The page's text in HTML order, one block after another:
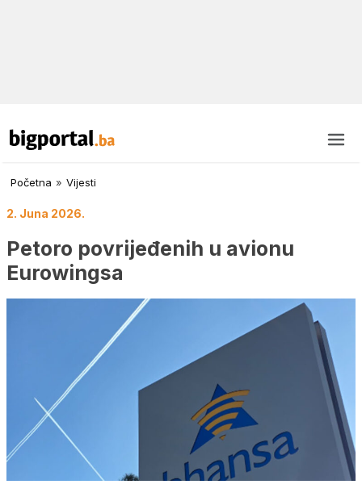
Početna » Vijesti
2. Juna 2026.
Petoro povrijeđenih u avionu
Eurowingsa